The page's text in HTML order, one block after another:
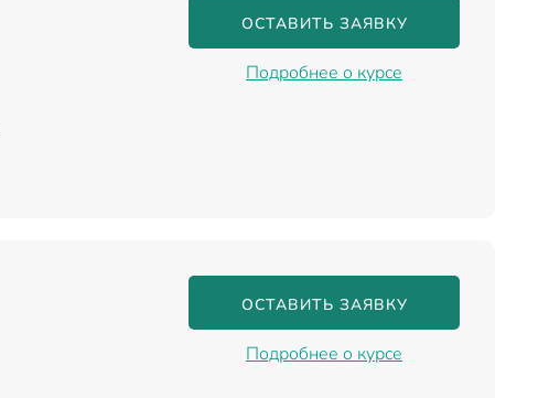
ОСТАВИТЬ ЗАЯВКУ
Подробнее о курсе
ОСТАВИТЬ ЗАЯВКУ
Подробнее о курсе